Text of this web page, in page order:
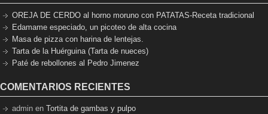
OREJA DE CERDO al horno moruno con PATATAS-Receta tradicional
Edamame especiado, un picoteo de alta cocina
Masa de pizza con harina de lentejas.
Tarta de la Huérguina (Tarta de nueces)
Paté de rebollones al Pedro Jimenez
COMENTARIOS RECIENTES
admin en Tortita de gambas y pulpo